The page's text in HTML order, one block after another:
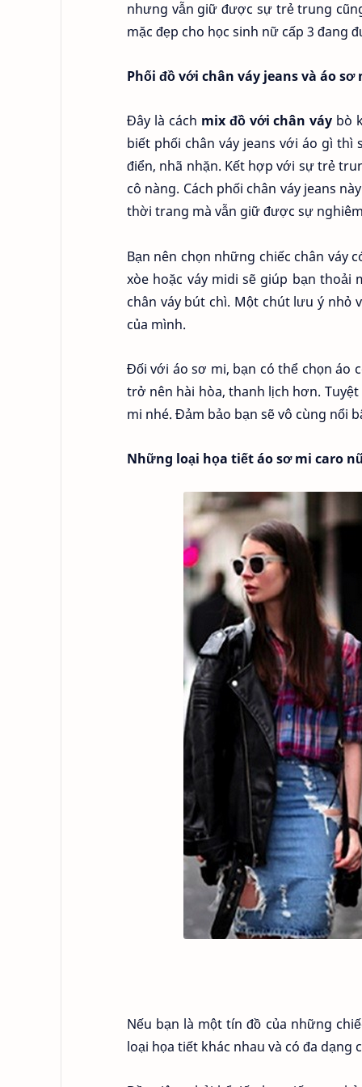
nhưng vẫn giữ được sự trẻ trung
mặc đẹp cho học sinh nữ cấp 3 đang
Phối đồ với chân váy jeans và áo sơ
Đây là cách mix đồ với chân váy bò
biết phối chân váy jeans với áo gì
điển, nhã nhặn. Kết hợp với sự trẻ
cô nàng. Cách phối chân váy jeans
thời trang mà vẫn giữ được sự
Bạn nên chọn những chiếc chân váy
xòe hoặc váy midi sẽ giúp bạn thoải
chân váy bút chì. Một chút lưu ý nhỏ
của mình.
Đối với áo sơ mi, bạn có thể chọn áo
trở nên hài hòa, thanh lịch hơn.
mi nhé. Đảm bảo bạn sẽ vô cùng nổi
Những loại họa tiết áo sơ mi caro
Nếu bạn là một tín đồ của những
loại họa tiết khác nhau và có đa dạng